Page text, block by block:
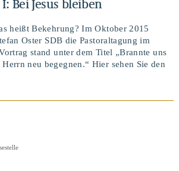
Bei Jesus bleiben
heißt Bekehrung? Im Oktober 2015
Oster SDB die Pastoraltagung im
stand unter dem Titel „Brannte uns
neu begegnen.“ Hier sehen Sie den